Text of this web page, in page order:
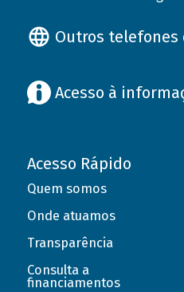
Outros telefones
Acesso à
Acesso Rápido
Quem somos
Onde atuamos
Transparência
Consulta a
financiamentos